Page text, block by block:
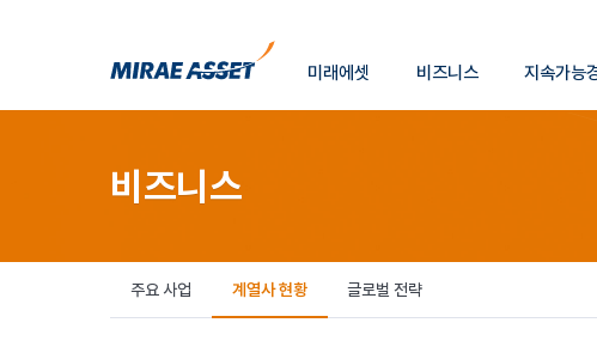
미래에셋 비즈니스 지속가능
비즈니스
주요 사업 계열사 현황 글로벌 전략